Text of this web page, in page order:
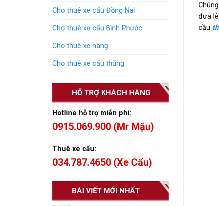
Cho thuê xe cẩu Đồng Nai
Cho thuê xe cẩu Bình Phước
Cho thuê xe nâng
Cho thuê xe cẩu thùng
HỖ TRỢ KHÁCH HÀNG
Hotline hỗ trợ miễn phí:
0915.069.900 (Mr Mậu)
Thuê xe cẩu:
034.787.4650 (Xe Cẩu)
BÀI VIẾT MỚI NHẤT
đưa
cầu